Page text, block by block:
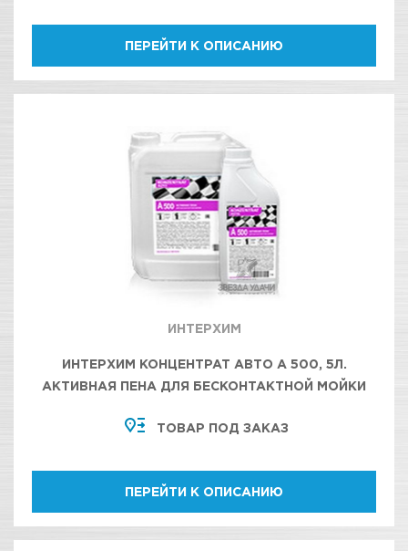
ПЕРЕЙТИ К ОПИСАНИЮ
ИНТЕРХИМ
ИНТЕРХИМ КОНЦЕНТРАТ АВТО А 500, 5Л.
АКТИВНАЯ ПЕНА ДЛЯ БЕСКОНТАКТНОЙ МОЙКИ
ТОВАР ПОД ЗАКАЗ
ПЕРЕЙТИ К ОПИСАНИЮ